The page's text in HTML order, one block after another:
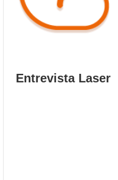
Entrevista Laser